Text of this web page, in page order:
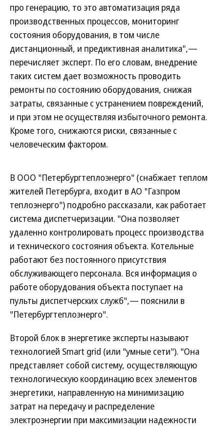
про генерацию, то это автоматизация ряда
производственных процессов, мониторинг
состояния оборудования, в том числе
дистанционный, и предиктивная аналитика",—
перечисляет эксперт. По его словам, внедрение
таких систем дает возможность проводить
ремонты по состоянию оборудования, снижая
затраты, связанные с устранением повреждений,
и при этом не осуществляя избыточного ремонта.
Кроме того, снижаются риски, связанные с
человеческим фактором.
В ООО "Петербургтеплоэнерго" (снабжает теплом
жителей Петербурга, входит в АО "Газпром
теплоэнерго") подробно рассказали, как работает
система диспетчеризации. "Она позволяет
удаленно контролировать процесс производства
и технического состояния объекта. Котельные
работают без постоянного присутствия
обслуживающего персонала. Вся информация о
работе оборудования объекта поступает на
пульты диспетчерских служб",— пояснили в
"Петербургтеплоэнерго".
Второй блок в энергетике эксперты называют
технологией Smart grid (или "умные сети"). "Она
представляет собой систему, осуществляющую
технологическую координацию всех элементов
энергетики, направленную на минимизацию
затрат на передачу и распределение
электроэнергии при максимизации надежности